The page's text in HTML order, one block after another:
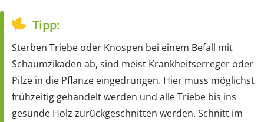
Tipp:
Sterben Triebe oder Knospen bei einem Befall mit
Schaumzikaden ab, sind meist Krankheitserreger oder
Pilze in die Pflanze eingedrungen. Hier muss möglichst
frühzeitig gehandelt werden und alle Triebe bis ins
gesunde Holz zurückgeschnitten werden. Schnitt im